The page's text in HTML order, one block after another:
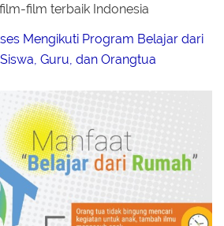
film terbaik Indonesia
Mengikuti Program Belajar dari
Guru, dan Orangtua